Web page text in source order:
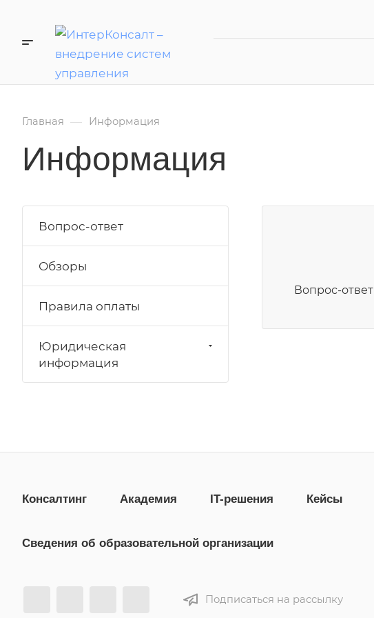
Главная — Информация
Информация
Вопрос-ответ
Вопрос-ответ
Обзоры
Правила оплаты
Юридическая
информация
Консалтинг Академия IT-решения Кейсы
Сведения об образовательной организации
Подписаться на рассылку